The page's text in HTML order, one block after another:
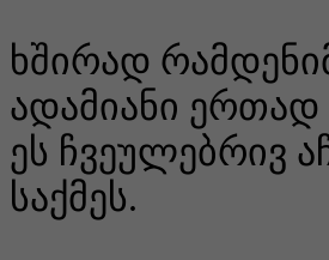
ხშირად
ადამიანი ერთად
ეს ჩვეულებრივ
საქმეს.